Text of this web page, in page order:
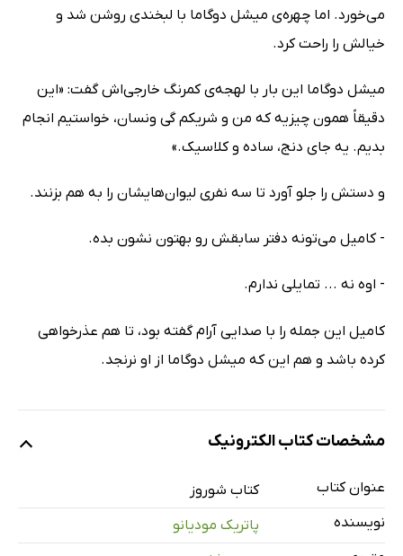
می‌خورد. اما چهره‌ی میشل دوگاما با لبخندی روشن شد و
خیالش را راحت کرد.
میشل دوگاما این بار با لهجه‌ی کمرنگ خارجی‌اش گفت: «این
دقیقاً همون چیزیه که من و شریکم گی ونسان، خواستیم انجام
بدیم. یه جای دنج، ساده و کلاسیک.»
و دستش را جلو آورد تا سه نفری لیوان‌هایشان را به هم بزنند.
- کامیل می‌تونه دفتر سابقش رو بهتون نشون بده.
- اوه نه ... تمایلی ندارم.
کامیل این جمله را با صدایی آرام گفته بود، تا هم عذرخواهی
کرده باشد و هم این که میشل دوگاما از او نرنجد.
مشخصات کتاب الکترونیک
عنوان کتاب
کتاب شوروز
نویسنده
پاتریک مودیانو